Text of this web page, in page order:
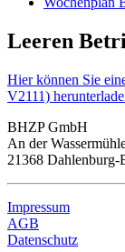
Leeren
Hier können Sie
V2111)
BHZP GmbH
An der
21368 Dahlenburg-
Impressum
AGB
Datenschutz